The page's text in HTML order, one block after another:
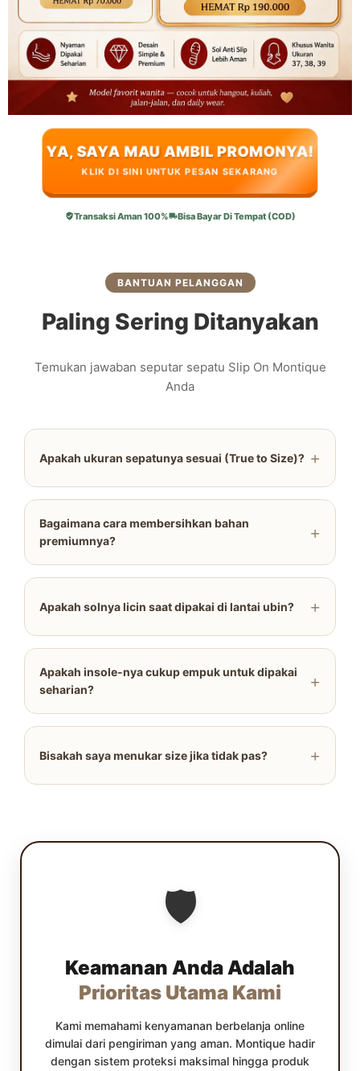
YA, SAYA MAU AMBIL PROMONYA!
KLIK DI SINI UNTUK PESAN SEKARANG
Transaksi Aman 100% Bisa Bayar Di Tempat (COD)
BANTUAN PELANGGAN
Paling Sering Ditanyakan
Temukan jawaban seputar sepatu Slip On Montique
Anda
Apakah ukuran sepatunya sesuai (True to Size)? +
Bagaimana cara membersihkan bahan
premiumnya?
+
Apakah solnya licin saat dipakai di lantai ubin? +
Apakah insole-nya cukup empuk untuk dipakai
seharian?
+
Bisakah saya menukar size jika tidak pas? +
🛡️
Keamanan Anda Adalah
Prioritas Utama Kami
Kami memahami kenyamanan berbelanja online
dimulai dari pengiriman yang aman. Montique hadir
dengan sistem proteksi maksimal hingga produk